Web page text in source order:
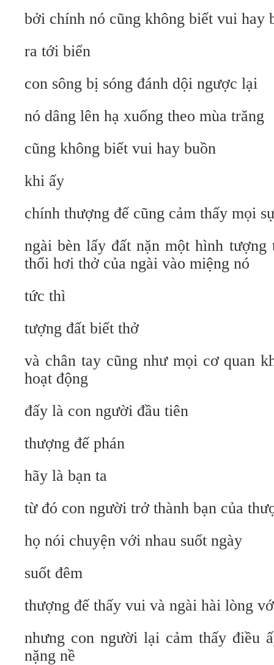
bởi chính nó cũng không biết vui hay
ra tới biển
con sông bị sóng đánh dội ngược lại
nó dâng lên hạ xuống theo mùa trăng
cũng không biết vui hay buồn
khi ấy
chính thượng đế cũng cảm thấy mọi
ngài bèn lấy đất nặn một hình tượng
thổi hơi thở của ngài vào miệng nó
tức thì
tượng đất biết thở
và chân tay cũng như mọi cơ quan
hoạt động
đấy là con người đầu tiên
thượng đế phán
hãy là bạn ta
từ đó con người trở thành bạn của
họ nói chuyện với nhau suốt ngày
suốt đêm
thượng đế thấy vui và ngài hài lòng
nhưng con người lại cảm thấy điều
nặng nề